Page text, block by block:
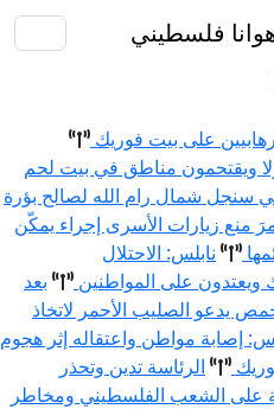
فلسطيني
على بيت فوريك
ويقتحمون مناطق في بيت لحم
سنجل شمال رام الله لصالح بؤرة
منع زيارات الأسرى إجراء يمكّن
نابلس: الاحتلال
على المواطنين
بعد
يدعو الصليب الأحمر لاتخاذ
إصابة مواطن واعتقاله إثر هجوم
الرئاسة تدين وتحذر
على الشعب الفلسطيني ومخاطر